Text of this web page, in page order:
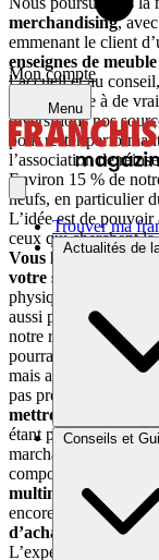
Mon compte
Menu
Trouver ma
Actualités de
Brèves et actus
Conseils et
merchandising,
emmenant le client
enseignes de
l’accueil et au
poussiéreuse à de
diversifions nos
pour rester
l’association de
Environ 15 % de
neufs, en particulier
L’idée est de
ceux qui cherchent
Vous lancez en avril
votre stratégie ?
physique, il s’inscrit
aussi permettra
notre réseau, grâce à
pourra y déposer
mais aussi se faire
pas preneur sur le
mettre en dépôt
,
étant pour nous de
marchandise plus
composée de
multimédia, etc.
encore de belles
d’achat-vente cash
L’expérience de
La